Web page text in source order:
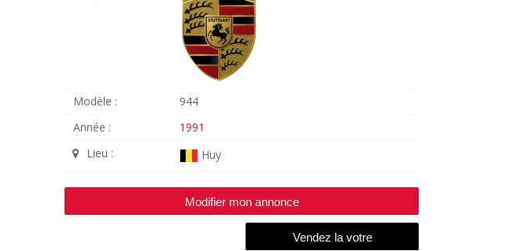
Modèle :
944
Année :
1991
Lieu :
Huy
Modifier mon annonce